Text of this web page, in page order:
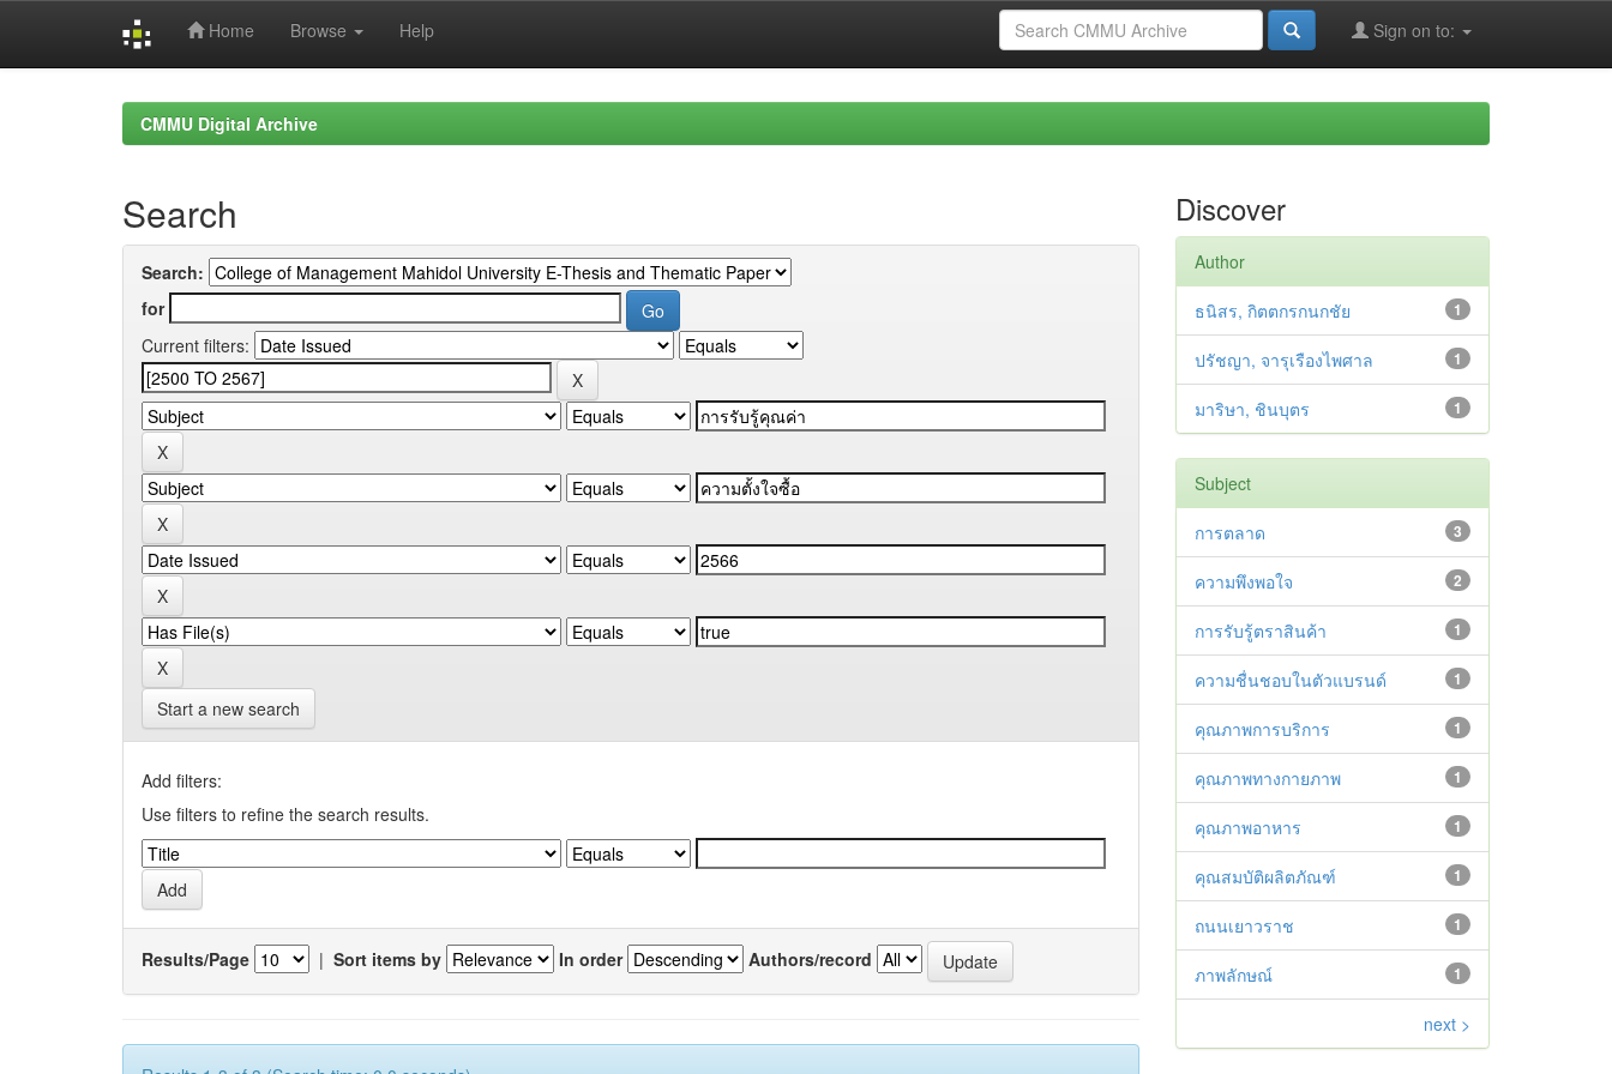
Home Browse Help Sign on to:
CMMU Digital Archive
Search
Search:
for
Current filters:
Start a new search
Add filters:
Use filters to refine the search results.
Results/Page | Sort items by In order Authors/record
Discover
Author
1
ธนิสร, กิตตกรกนกชัย
1
ปรัชญา, จารุเรืองไพศาล
1
มาริษา, ชินบุตร
Subject
3
การตลาด
2
ความพึงพอใจ
1
การรับรู้ตราสินค้า
1
ความชื่นชอบในตัวแบรนด์
1
คุณภาพการบริการ
1
คุณภาพทางกายภาพ
1
คุณภาพอาหาร
1
คุณสมบัติผลิตภัณฑ์
1
ถนนเยาวราช
1
ภาพลักษณ์
next >